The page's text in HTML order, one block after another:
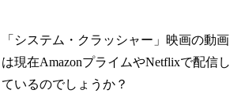
「システム・クラッシャー」映画の動画
は現在AmazonプライムやNetflixで配信し
ているのでしょうか？